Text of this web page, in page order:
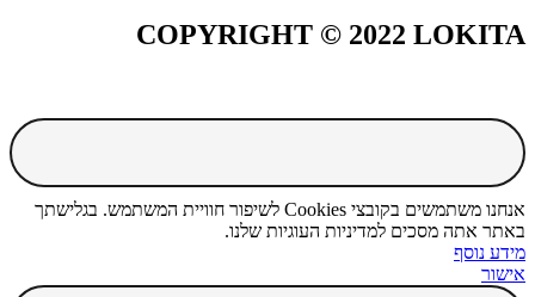
COPYRIGHT © 2022 LOKITA
אנחנו משתמשים בקובצי Cookies לשיפור חוויית המשתמש. בגלישתך
באתר אתה מסכים למדיניות העוגיות שלנו.
מידע נוסף
אישור